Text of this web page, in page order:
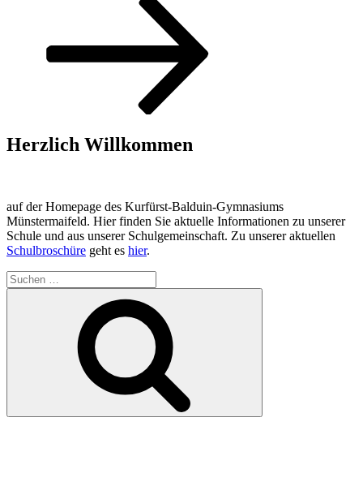
Herzlich Willkommen
auf der Homepage des Kurfürst-Balduin-Gymnasiums
Münstermaifeld. Hier finden Sie aktuelle Informationen zu unserer
Schule und aus unserer Schulgemeinschaft. Zu unserer aktuellen
Schulbroschüre geht es hier.
Suchen
nach: